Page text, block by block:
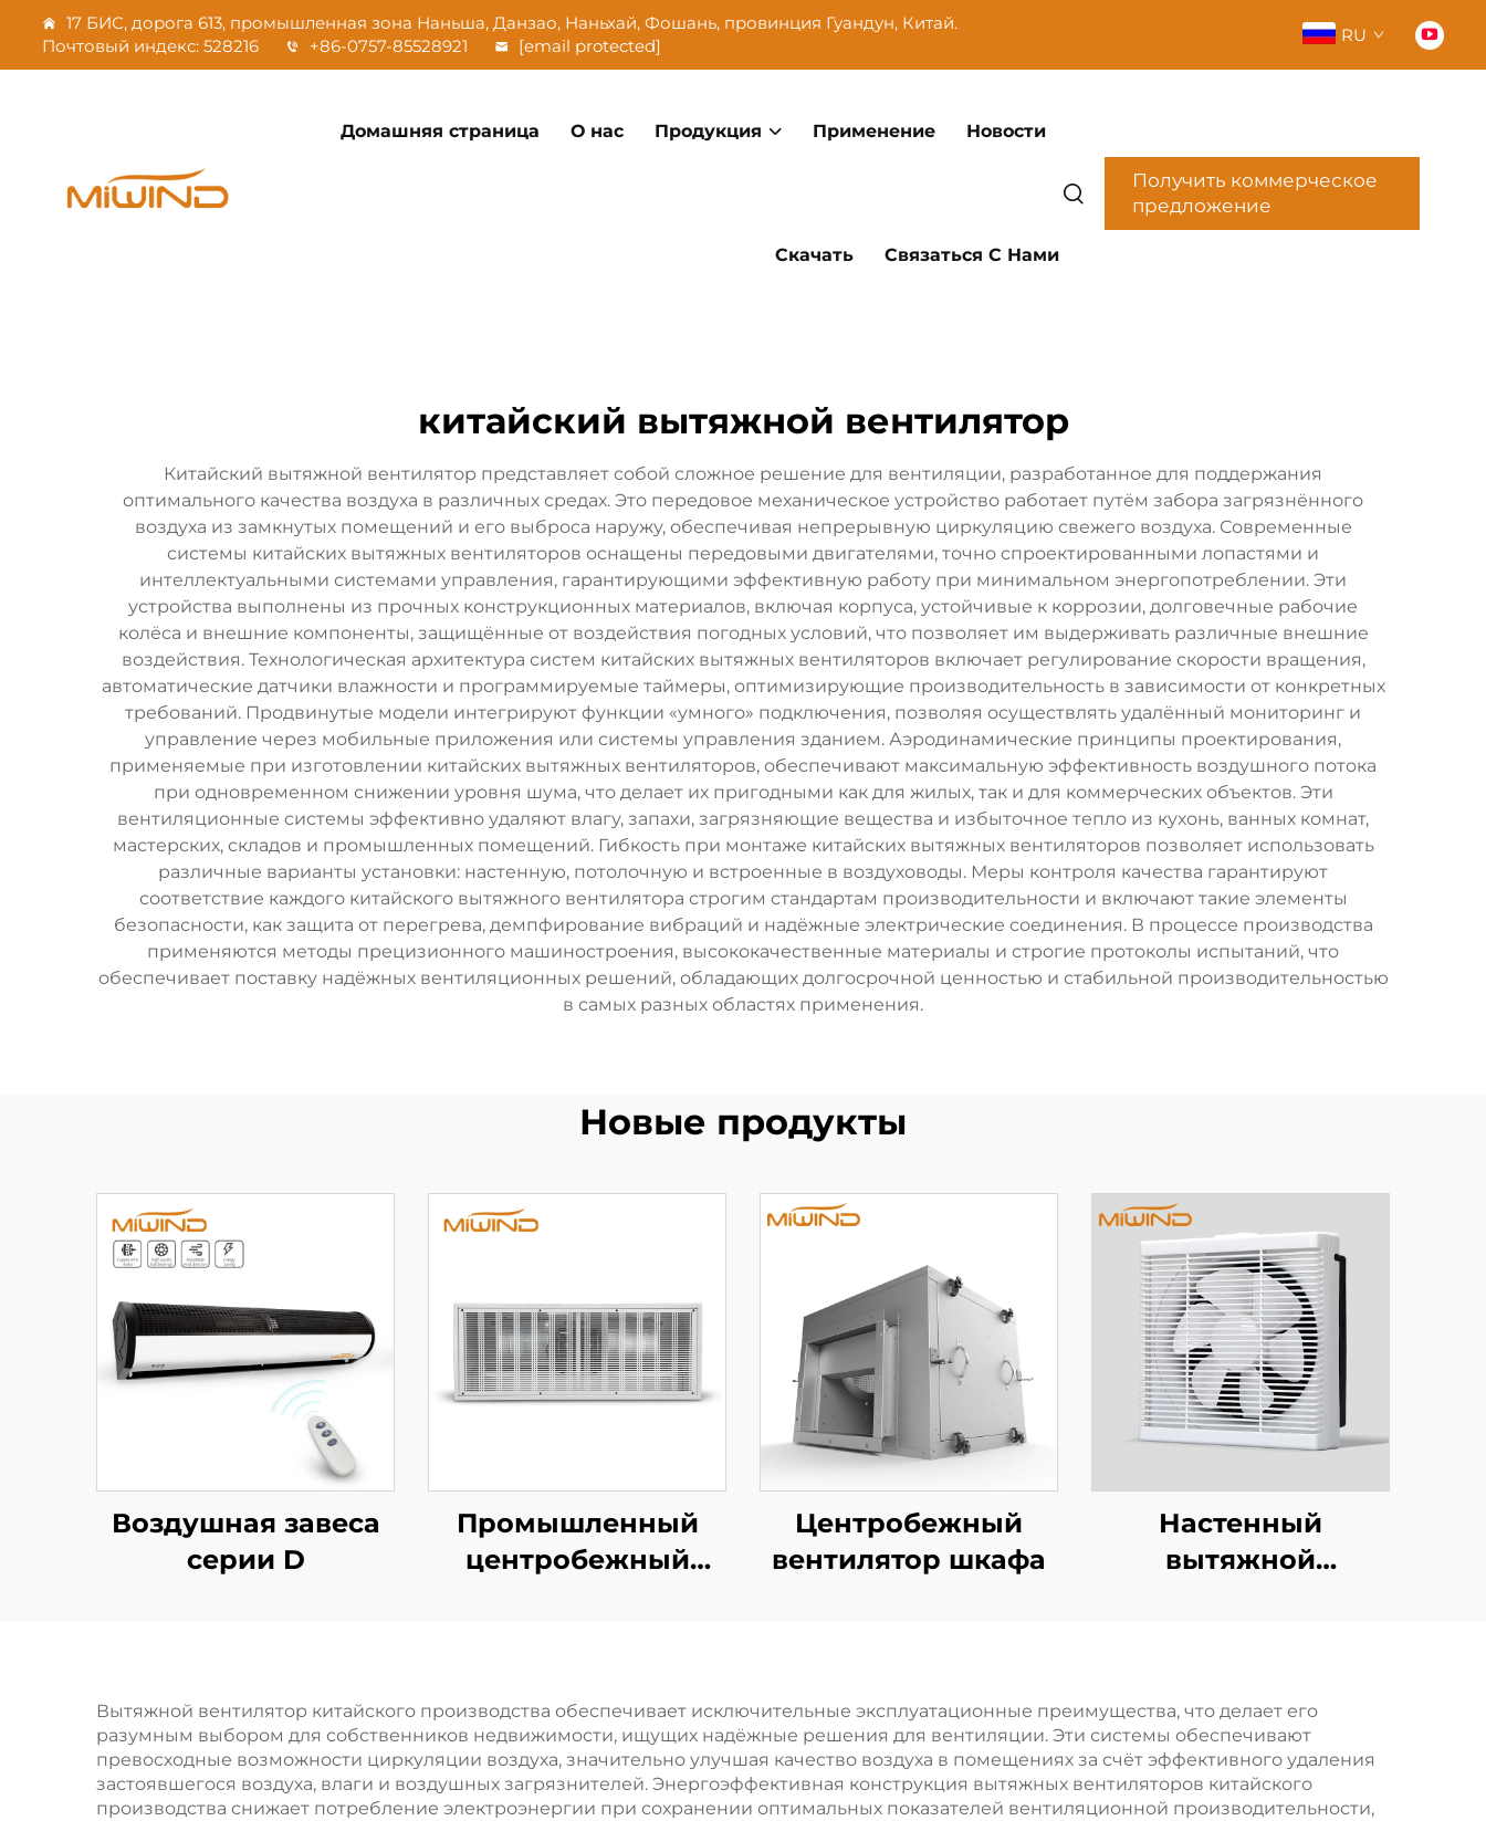
17 БИС, дорога 613, промышленная зона Наньша, Данзао, Наньхай, Фошань, провинция Гуандун, Китай.
Почтовый индекс: 528216
+86-0757-85528921 [email protected]
RU
Домашняя страница О нас Продукция Применение Новости
Скачать Связаться С Нами
Получить коммерческое
предложение
китайский вытяжной вентилятор
Китайский вытяжной вентилятор представляет собой сложное решение для вентиляции, разработанное для поддержания
оптимального качества воздуха в различных средах. Это передовое механическое устройство работает путём забора загрязнённого
воздуха из замкнутых помещений и его выброса наружу, обеспечивая непрерывную циркуляцию свежего воздуха. Современные
системы китайских вытяжных вентиляторов оснащены передовыми двигателями, точно спроектированными лопастями и
интеллектуальными системами управления, гарантирующими эффективную работу при минимальном энергопотреблении. Эти
устройства выполнены из прочных конструкционных материалов, включая корпуса, устойчивые к коррозии, долговечные рабочие
колёса и внешние компоненты, защищённые от воздействия погодных условий, что позволяет им выдерживать различные внешние
воздействия. Технологическая архитектура систем китайских вытяжных вентиляторов включает регулирование скорости вращения,
автоматические датчики влажности и программируемые таймеры, оптимизирующие производительность в зависимости от конкретных
требований. Продвинутые модели интегрируют функции «умного» подключения, позволяя осуществлять удалённый мониторинг и
управление через мобильные приложения или системы управления зданием. Аэродинамические принципы проектирования,
применяемые при изготовлении китайских вытяжных вентиляторов, обеспечивают максимальную эффективность воздушного потока
при одновременном снижении уровня шума, что делает их пригодными как для жилых, так и для коммерческих объектов. Эти
вентиляционные системы эффективно удаляют влагу, запахи, загрязняющие вещества и избыточное тепло из кухонь, ванных комнат,
мастерских, складов и промышленных помещений. Гибкость при монтаже китайских вытяжных вентиляторов позволяет использовать
различные варианты установки: настенную, потолочную и встроенные в воздуховоды. Меры контроля качества гарантируют
соответствие каждого китайского вытяжного вентилятора строгим стандартам производительности и включают такие элементы
безопасности, как защита от перегрева, демпфирование вибраций и надёжные электрические соединения. В процессе производства
применяются методы прецизионного машиностроения, высококачественные материалы и строгие протоколы испытаний, что
обеспечивает поставку надёжных вентиляционных решений, обладающих долгосрочной ценностью и стабильной производительностью
в самых разных областях применения.
Новые продукты
Воздушная завеса
серии D
Промышленный
центробежный
Центробежный
вентилятор шкафа
Настенный
вытяжной
Вытяжной вентилятор китайского производства обеспечивает исключительные эксплуатационные преимущества, что делает его
разумным выбором для собственников недвижимости, ищущих надёжные решения для вентиляции. Эти системы обеспечивают
превосходные возможности циркуляции воздуха, значительно улучшая качество воздуха в помещениях за счёт эффективного удаления
застоявшегося воздуха, влаги и воздушных загрязнителей. Энергоэффективная конструкция вытяжных вентиляторов китайского
производства снижает потребление электроэнергии при сохранении оптимальных показателей вентиляционной производительности,